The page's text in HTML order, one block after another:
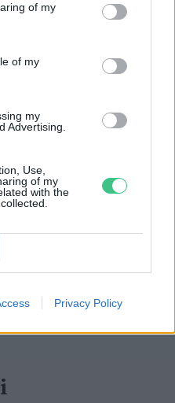
of my
of my
my
Advertising.
Use,
of my
with the
Privacy Policy
reakciót, amely
fel. Az algás víz
nagy veszélyt, így a
hogy az
kerüljük el.